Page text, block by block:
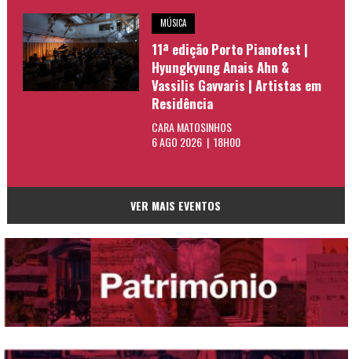
MÚSICA
11ª edição Porto Pianofest |
Hyungkyung Anais Ahn &
Vassilis Gavvaris | Artistas em
Residência
CARA MATOSINHOS
6 AGO 2026 | 18H00
VER MAIS EVENTOS